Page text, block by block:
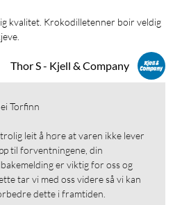
Thor S - Kjell & Company
Torfinn
leit å høre at varen ikke lever
til forventningene, din
er viktig for oss og
tar vi med oss videre så vi kan
dette i framtiden.